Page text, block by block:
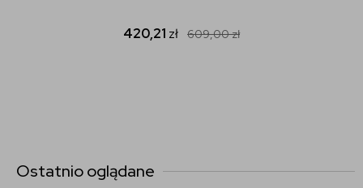
420,21 zł 609,00zł
Ostatnio oglądane